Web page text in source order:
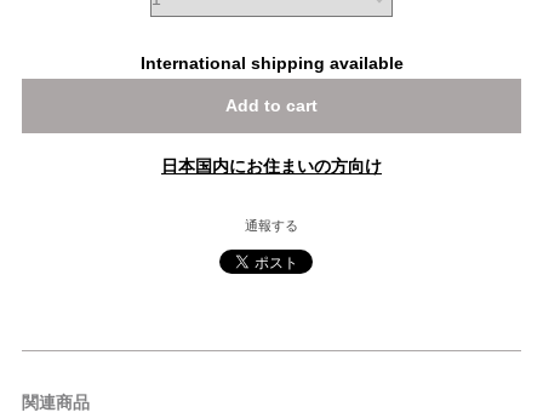
International shipping available
Add to cart
日本国内にお住まいの方向け
通報する
関連商品